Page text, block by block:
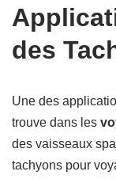
des
Une des
trouve dans les
des vaisseaux
tachyons pour